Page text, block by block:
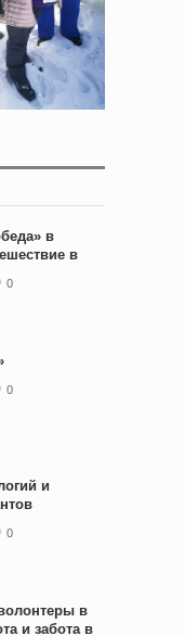
в
в
0
0
и
0
в
и забота в